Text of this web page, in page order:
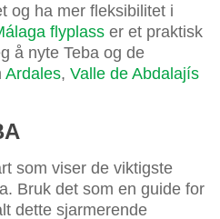
og ha mer fleksibilitet i
flyplass er et praktisk
å nyte Teba og de
Ardales, Valle de Abdalajís
som viser de viktigste
Bruk det som en guide for
dette sjarmerende